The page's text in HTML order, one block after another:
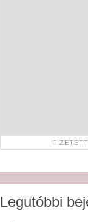
Legutóbbi